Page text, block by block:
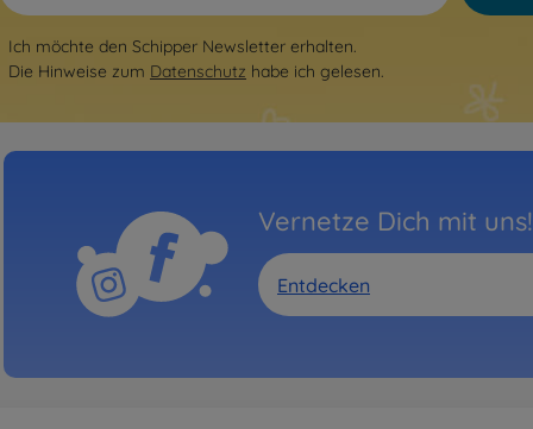
Ich möchte den Schipper Newsletter erhalten.
Die Hinweise zum Datenschutz habe ich gelesen.
Vernetze Dich mit uns!
Entdecken